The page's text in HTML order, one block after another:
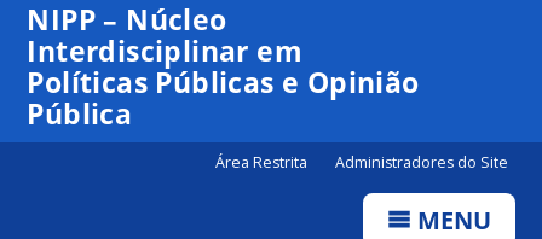
NIPP – Núcleo
Interdisciplinar em
Políticas Públicas e Opinião
Pública
Área Restrita Administradores do Site
MENU